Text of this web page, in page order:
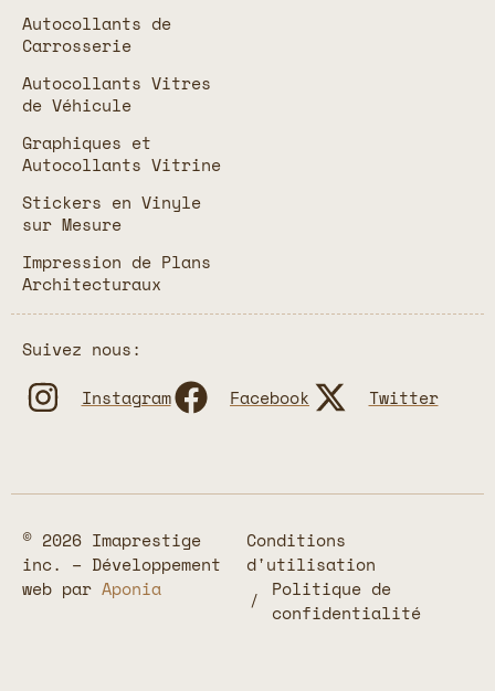
Autocollants de
Carrosserie
Autocollants Vitres
de Véhicule
Graphiques et
Autocollants Vitrine
Stickers en Vinyle
sur Mesure
Impression de Plans
Architecturaux
Suivez nous:
Instagram
Facebook Twitter
© 2026 Imaprestige
inc. – Développement
web par Aponia
Conditions
d'utilisation
Politique de
confidentialité